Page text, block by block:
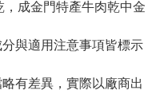
成金門特產牛肉乾中金
與適用注意事項皆標示
有差異，實際以廠商出